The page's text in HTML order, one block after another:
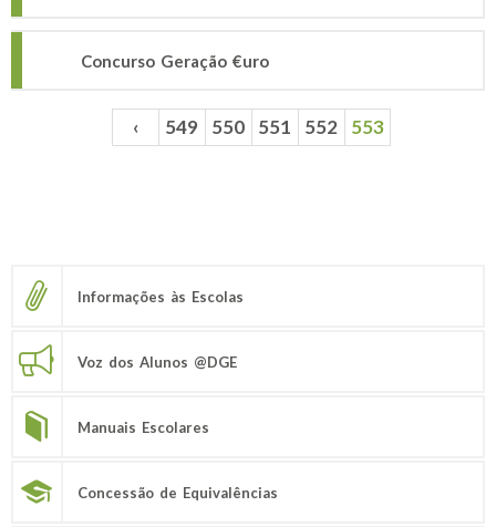
Concurso Geração €uro
‹ 549 550 551 552 553
Informações às Escolas
Voz dos Alunos @DGE
Manuais Escolares
Concessão de Equivalências